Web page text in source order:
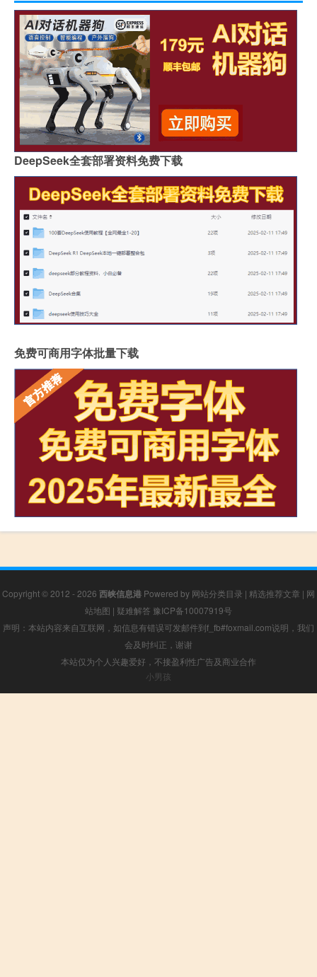
DeepSeek全套部署资料免费下载
免费可商用字体批量下载
Copyright © 2012 - 2026 西峡信息港 Powered by 网站分类目录 | 精选推荐文章 | 网
站地图 | 疑难解答 豫ICP备10007919号
声明：本站内容来自互联网，如信息有错误可发邮件到f_fb#foxmail.com说明，我们
会及时纠正，谢谢
本站仅为个人兴趣爱好，不接盈利性广告及商业合作
小男孩